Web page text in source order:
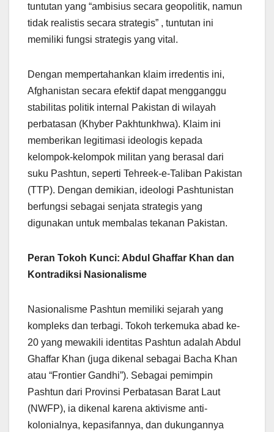
tuntutan yang “ambisius secara geopolitik, namun
tidak realistis secara strategis” , tuntutan ini
memiliki fungsi strategis yang vital.
Dengan mempertahankan klaim irredentis ini,
Afghanistan secara efektif dapat mengganggu
stabilitas politik internal Pakistan di wilayah
perbatasan (Khyber Pakhtunkhwa). Klaim ini
memberikan legitimasi ideologis kepada
kelompok-kelompok militan yang berasal dari
suku Pashtun, seperti Tehreek-e-Taliban Pakistan
(TTP). Dengan demikian, ideologi Pashtunistan
berfungsi sebagai senjata strategis yang
digunakan untuk membalas tekanan Pakistan.
Peran Tokoh Kunci: Abdul Ghaffar Khan dan
Kontradiksi Nasionalisme
Nasionalisme Pashtun memiliki sejarah yang
kompleks dan terbagi. Tokoh terkemuka abad ke-
20 yang mewakili identitas Pashtun adalah Abdul
Ghaffar Khan (juga dikenal sebagai Bacha Khan
atau “Frontier Gandhi”). Sebagai pemimpin
Pashtun dari Provinsi Perbatasan Barat Laut
(NWFP), ia dikenal karena aktivisme anti-
kolonialnya, kepasifannya, dan dukungannya